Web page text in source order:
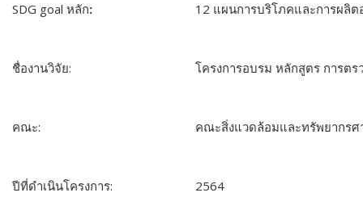
SDG goal หลัก: 12 แผนการบริโภคและการผลิต
ชื่องานวิจัย: โครงการอบรม หลักสูตร การต
คณะ: คณะสิ่งแวดล้อมและทรัพยากรศ
ปีที่ดำเนินโครงการ: 2564